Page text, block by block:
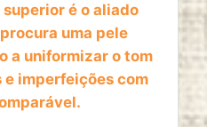
é o aliado
uma pele
a uniformizar o tom
e imperfeições com